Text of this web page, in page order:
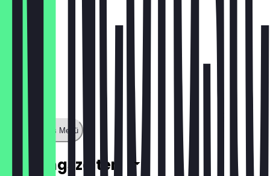
Zeige ganzes Menü
Öffnungszeiten